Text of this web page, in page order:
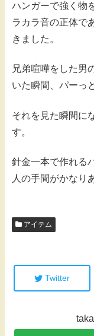
ハンガーで強く物
ラカラ音の正体で
きました。
兄弟喧嘩をした男
いた瞬間、パーっ
それを見た瞬間に
す。
針金一本で作れる
人の手間がかなり
アイテム
Twitter